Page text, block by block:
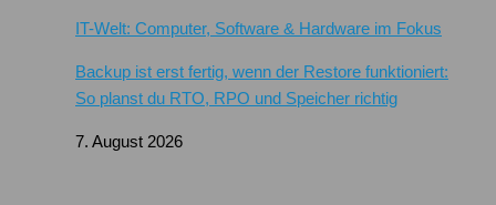
IT-Welt: Computer, Software & Hardware im Fokus
Backup ist erst fertig, wenn der Restore funktioniert:
So planst du RTO, RPO und Speicher richtig
7. August 2026